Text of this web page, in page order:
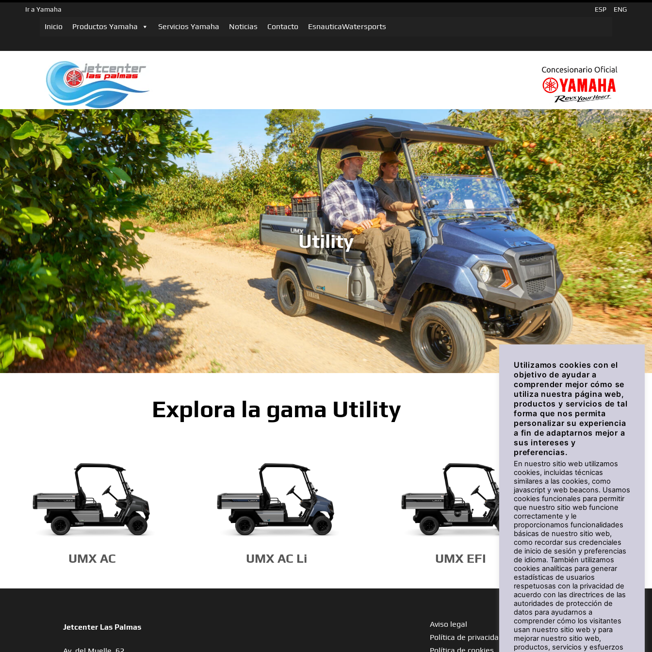
Ir a Yamaha ESP ENG
Inicio Productos Yamaha Servicios Yamaha Noticias Contacto EsnauticaWatersports
Utility
Explora la gama Utility
UMX AC UMX AC Li UMX EFI
Jetcenter Las Palmas
Aviso legal
Política de privacidad
Utilizamos cookies con el
objetivo de ayudar a
comprender mejor cómo se
utiliza nuestra página web,
productos y servicios de tal
forma que nos permita
personalizar su experiencia
a fin de adaptarnos mejor a
sus intereses y
preferencias.
En nuestro sitio web utilizamos
cookies, incluidas técnicas
similares a las cookies, como
javascript y web beacons. Usamos
cookies funcionales para permitir
que nuestro sitio web funcione
correctamente y le
proporcionamos funcionalidades
básicas de nuestro sitio web,
como recordar sus credenciales
de inicio de sesión y preferencias
de idioma. También utilizamos
cookies analíticas para generar
estadísticas de usuarios
respetuosas con la privacidad de
acuerdo con las directrices de las
autoridades de protección de
datos para ayudarnos a
comprender cómo los visitantes
usan nuestro sitio web y para
mejorar nuestro sitio web,
productos, servicios y esfuerzos